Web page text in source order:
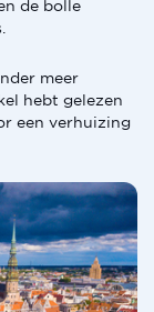
de bolle
meer
hebt gelezen
een verhuizing